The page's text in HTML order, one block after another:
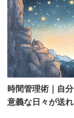
時間管理術｜自
意義な日々が送